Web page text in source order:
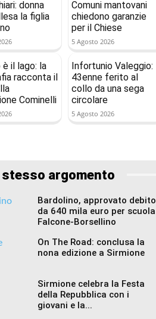
donna
la figlia
Comuni mantovani
chiedono garanzie
per il Chiese
5 Agosto 2026
è il lago: la
racconta il
Cominelli
Infortunio Valeggio:
43enne ferito al
collo da una sega
circolare
5 Agosto 2026
stesso argomento
Bardolino, approvato debito
da 640 mila euro per scuola
Falcone-Borsellino
On The Road: conclusa la
nona edizione a Sirmione
Sirmione celebra la Festa
della Repubblica con i
giovani e la...